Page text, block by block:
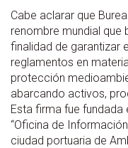
Cabe aclarar que
renombre mundial que
finalidad de garantizar
reglamentos en
protección
abarcando activos,
Esta firma fue
“Oficina de
ciudad portuaria de